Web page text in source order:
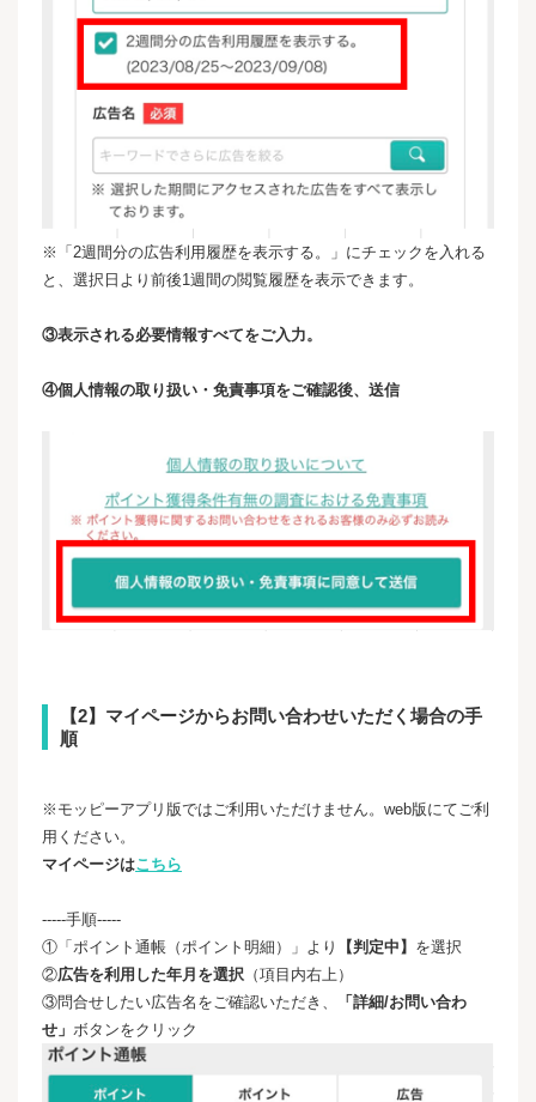
※「2週間分の広告利用履歴を表示する。」にチェックを入れる
と、選択日より前後1週間の閲覧履歴を表示できます。
③表示される必要情報すべてをご入力。
④個人情報の取り扱い・免責事項をご確認後、送信
【2】マイページからお問い合わせいただく場合の手
順
※モッピーアプリ版ではご利用いただけません。web版にてご利
用ください。
マイページはこちら
-----手順-----
①「ポイント通帳（ポイント明細）」より
【判定中】 を選択
②広告を利用した年月を選択 （項目内右上）
③問合せしたい広告名をご確認いただき、
「詳細/お問い合わ
せ」 ボタンをクリック